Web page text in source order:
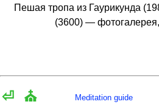
Пешая тропа из Гаурикунда
(3600) —
⏎ ⛪ Meditation guide